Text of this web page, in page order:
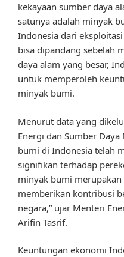
kekayaan sumber daya
satunya adalah minyak
Indonesia dari
bisa dipandang sebelah
daya alam yang besar,
untuk memperoleh
minyak bumi.
Menurut data yang
Energi dan Sumber
bumi di Indonesia telah
signifikan terhadap
minyak bumi merupakan
memberikan kontribusi
negara,” ujar Menteri
Arifin Tasrif.
Keuntungan ekonomi